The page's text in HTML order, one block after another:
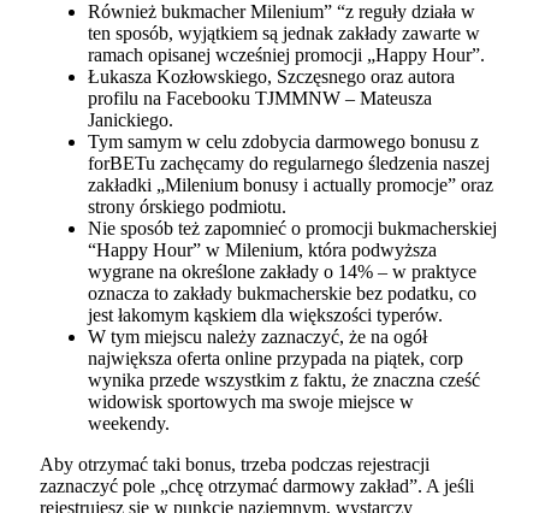
Również bukmacher Milenium” “z reguły działa w
ten sposób, wyjątkiem są jednak zakłady zawarte w
ramach opisanej wcześniej promocji „Happy Hour”.
Łukasza Kozłowskiego, Szczęsnego oraz autora
profilu na Facebooku TJMMNW – Mateusza
Janickiego.
Tym samym w celu zdobycia darmowego bonusu z
forBETu zachęcamy do regularnego śledzenia naszej
zakładki „Milenium bonusy i actually promocje” oraz
strony órskiego podmiotu.
Nie sposób też zapomnieć o promocji bukmacherskiej
“Happy Hour” w Milenium, która podwyższa
wygrane na określone zakłady o 14% – w praktyce
oznacza to zakłady bukmacherskie bez podatku, co
jest łakomym kąskiem dla większości typerów.
W tym miejscu należy zaznaczyć, że na ogół
największa oferta online przypada na piątek, corp
wynika przede wszystkim z faktu, że znaczna cześć
widowisk sportowych ma swoje miejsce w
weekendy.
Aby otrzymać taki bonus, trzeba podczas rejestracji
zaznaczyć pole „chcę otrzymać darmowy zakład”. A jeśli
rejestrujesz się w punkcie naziemnym, wystarczy